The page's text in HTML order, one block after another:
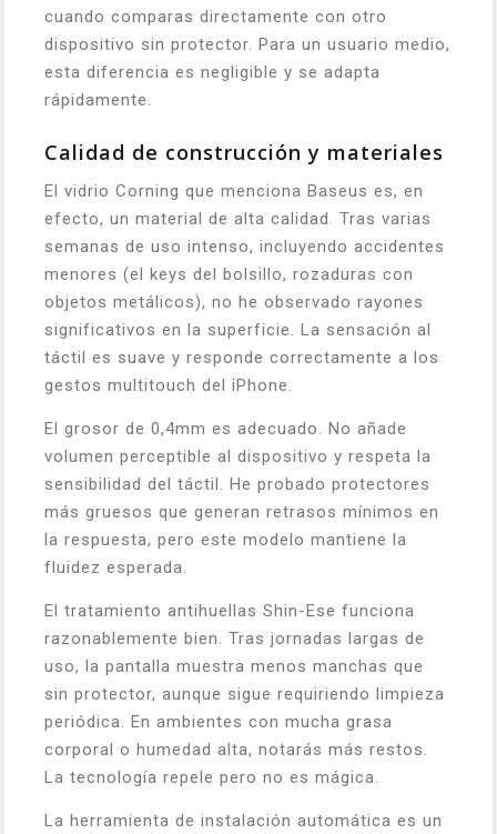
cuando comparas directamente con otro
dispositivo sin protector. Para un usuario medio,
esta diferencia es negligible y se adapta
rápidamente.
Calidad de construcción y materiales
El vidrio Corning que menciona Baseus es, en
efecto, un material de alta calidad. Tras varias
semanas de uso intenso, incluyendo accidentes
menores (el keys del bolsillo, rozaduras con
objetos metálicos), no he observado rayones
significativos en la superficie. La sensación al
táctil es suave y responde correctamente a los
gestos multitouch del iPhone.
El grosor de 0,4mm es adecuado. No añade
volumen perceptible al dispositivo y respeta la
sensibilidad del táctil. He probado protectores
más gruesos que generan retrasos mínimos en
la respuesta, pero este modelo mantiene la
fluidez esperada.
El tratamiento antihuellas Shin-Ese funciona
razonablemente bien. Tras jornadas largas de
uso, la pantalla muestra menos manchas que
sin protector, aunque sigue requiriendo limpieza
periódica. En ambientes con mucha grasa
corporal o humedad alta, notarás más restos.
La tecnología repele pero no es mágica.
La herramienta de instalación automática es un